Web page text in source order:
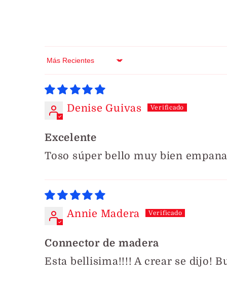
Sort by
Denise Guivas
Excelente
Toso súper bello muy bien
Annie Madera
Connector de madera
Esta bellisima!!!! A crear se dijo!